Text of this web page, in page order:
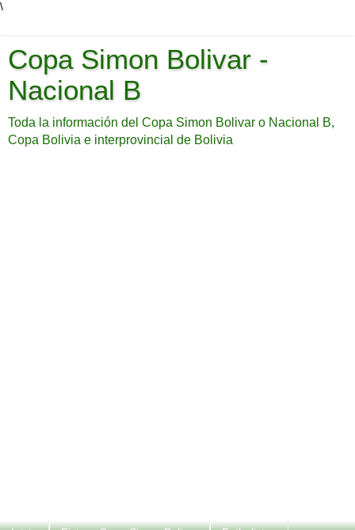
\
Copa Simon Bolivar -
Nacional B
Toda la información del Copa Simon Bolivar o Nacional B,
Copa Bolivia e interprovincial de Bolivia